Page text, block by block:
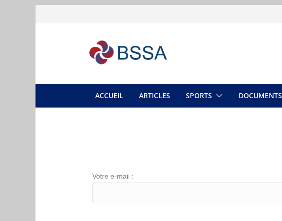
ACCUEIL ARTICLES SPORTS DOCUMENTS
Votre e-mail :